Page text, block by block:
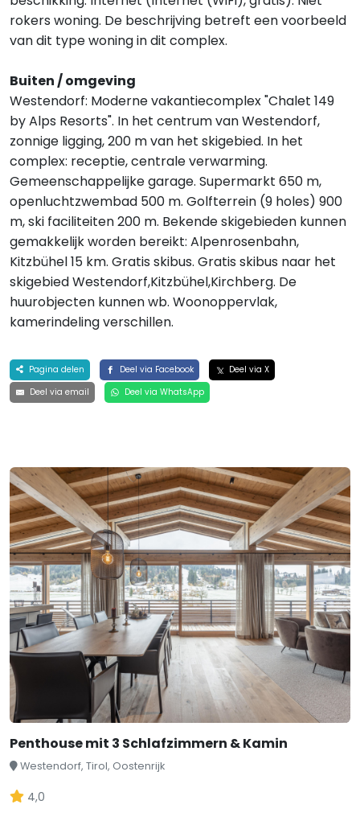
rokers woning. De beschrijving betreft een voorbeeld
van dit type woning in dit complex.
Buiten / omgeving
Westendorf: Moderne vakantiecomplex "Chalet 149
by Alps Resorts". In het centrum van Westendorf,
zonnige ligging, 200 m van het skigebied. In het
complex: receptie, centrale verwarming.
Gemeenschappelijke garage. Supermarkt 650 m,
openluchtzwembad 500 m. Golfterrein (9 holes) 900
m, ski faciliteiten 200 m. Bekende skigebieden kunnen
gemakkelijk worden bereikt: Alpenrosenbahn,
Kitzbühel 15 km. Gratis skibus. Gratis skibus naar het
skigebied Westendorf,Kitzbühel,Kirchberg. De
huurobjecten kunnen wb. Woonoppervlak,
kamerindeling verschillen.
Pagina delen Deel via Facebook
Deel via X
Deel via email
Deel via WhatsApp
Penthouse mit 3 Schlafzimmern & Kamin
Westendorf, Tirol, Oostenrijk
4,0